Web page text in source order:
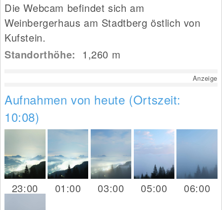
Die Webcam befindet sich am
Weinbergerhaus am Stadtberg östlich von
Kufstein.
Standorthöhe: 1,260 m
Anzeige
Aufnahmen von heute (Ortszeit:
10:08)
23:00 01:00 03:00 05:00 06:00